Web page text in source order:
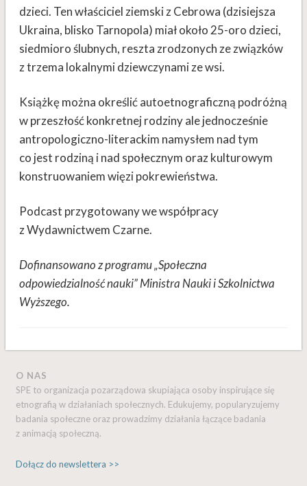
dzieci. Ten właściciel ziemski z Cebrowa (dzisiejsza
Ukraina, blisko Tarnopola) miał około 25-oro dzieci,
siedmioro ślubnych, reszta zrodzonych ze związków
z trzema lokalnymi dziewczynami ze wsi.
Książkę można określić autoetnograficzną podróżną
w przeszłość konkretnej rodziny ale jednocześnie
antropologiczno-literackim namysłem nad tym
co jest rodziną i nad społecznym oraz kulturowym
konstruowaniem więzi pokrewieństwa.
Podcast przygotowany we współpracy
z Wydawnictwem Czarne.
Dofinansowano z programu „Społeczna
odpowiedzialność nauki” Ministra Nauki i Szkolnictwa
Wyższego.
O NAS
SPE to organizacja pozarządowa skupiająca osoby inspirujące się
etnografią w działaniach społecznych. Edukujemy, popularyzujemy
badania społeczne oraz prowadzimy działania łączące badania
z animacją społeczną.
Dołącz do newslettera >>